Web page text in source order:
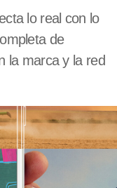
lo real con lo
de
la marca y la red